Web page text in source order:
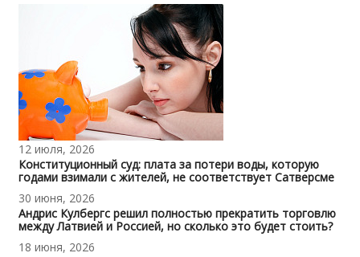
12 июля, 2026
Конституционный суд: плата за потери воды, которую
годами взимали с жителей, не соответствует Сатверсме
30 июня, 2026
Андрис Кулбергс решил полностью прекратить торговлю
между Латвией и Россией, но сколько это будет стоить?
18 июня, 2026